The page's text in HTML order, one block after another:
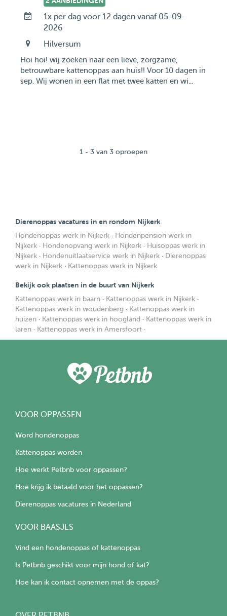
1x per dag voor 12 dagen vanaf 05-09-
2026
Hilversum
Hoi hoi! wij zoeken naar een lieve, zorgzame,
betrouwbare kattenoppas aan huis!! Voor 10 dagen in
sep. Wij wonen in een flat met twee katten en wi...
1 - 3 van 3 oproepen
Dierenoppas vacatures in en rondom Nijkerk
Hondenoppas werk in Nijkerk · Hondenpension werk in
Nijkerk · Hondenopvang werk in Nijkerk · Huisoppas werk in
Nijkerk · Hondenuitlaatservice werk in Nijkerk · Dierenoppas
werk in Nijkerk · Kattenoppas werk in Nijkerk
Bekijk ook plaatsen in de buurt van Nijkerk
Kattenoppas werk in baarn · Kattenoppas werk in Nijkerk ·
Kattenoppas werk in woudenberg · Kattenoppas werk in
huizen · Kattenoppas werk in hoogland · Kattenoppas werk in
laren · Kattenoppas werk in Amersfoort ·
VOOR OPPASSEN
Word hondenoppas
Kattenoppas worden
Hoe werkt Petbnb voor oppassen?
Hoe krijg ik betaald voor het oppassen?
Dierenoppas vacatures in Nederland
VOOR BAASJES
Vind een hondenoppas of kattenoppas
Is Petbnb geschikt voor mijn hond of kat?
Hoe kan ik contact opnemen met de oppas?